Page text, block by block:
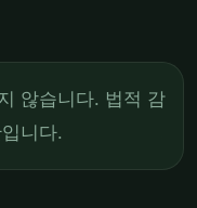
않습니다. 법적 감
니다.